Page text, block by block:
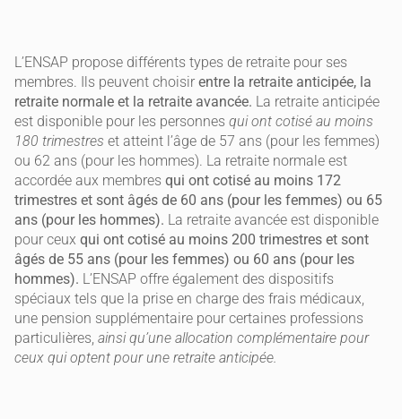
L’ENSAP propose différents types de retraite pour ses
membres. Ils peuvent choisir entre la retraite anticipée, la
retraite normale et la retraite avancée. La retraite anticipée
est disponible pour les personnes qui ont cotisé au moins
180 trimestres et atteint l’âge de 57 ans (pour les femmes)
ou 62 ans (pour les hommes). La retraite normale est
accordée aux membres qui ont cotisé au moins 172
trimestres et sont âgés de 60 ans (pour les femmes) ou 65
ans (pour les hommes). La retraite avancée est disponible
pour ceux qui ont cotisé au moins 200 trimestres et sont
âgés de 55 ans (pour les femmes) ou 60 ans (pour les
hommes). L’ENSAP offre également des dispositifs
spéciaux tels que la prise en charge des frais médicaux,
une pension supplémentaire pour certaines professions
particulières, ainsi qu’une allocation complémentaire pour
ceux qui optent pour une retraite anticipée.